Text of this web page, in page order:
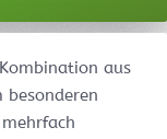
aus
besonderen